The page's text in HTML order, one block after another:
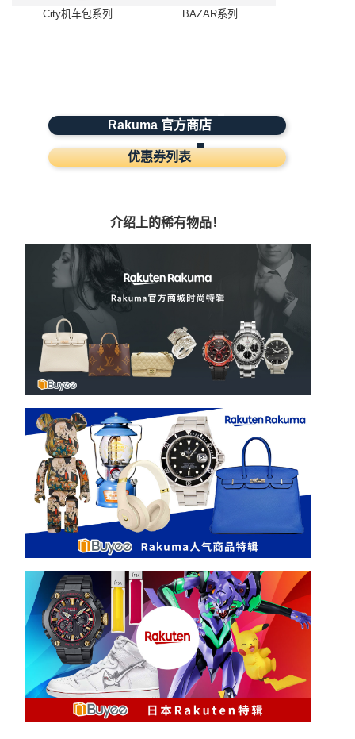
City机车包系列 BAZAR系列
Rakuma 官方商店
优惠券列表
介绍上的稀有物品！